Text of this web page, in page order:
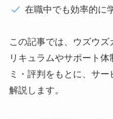
在職中でも効率的に
この記事では、ウズウ
リキュラムやサポート
ミ・評判をもとに、サ
解説します。